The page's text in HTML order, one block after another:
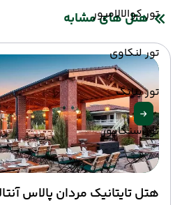
تور کوالالامپور
تور لنکاوی
تور پنانگ
تور سنگاپور
هتل های مشابه
هتل تایتانیک مردان پالاس